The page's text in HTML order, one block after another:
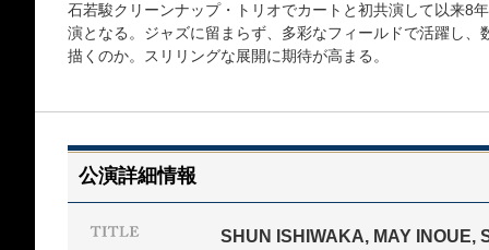
石若駿クリーンナップ・トリオでカートと初共演して以来8
演となる。ジャズに留まらず、多彩なフィールドで活躍し
描くのか。スリリングな展開に期待が高まる。
公演詳細情報
SHUN ISHIWAKA, MAY INOUE,